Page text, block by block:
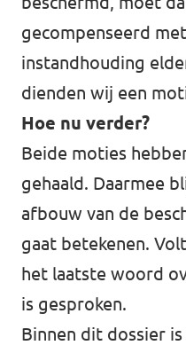
gecompenseerd
instandhouding
dienden wij een
Hoe nu verder?
Beide moties
gehaald. Daarmee
afbouw van de
gaat betekenen.
het laatste woord
is gesproken.
Binnen dit dossier